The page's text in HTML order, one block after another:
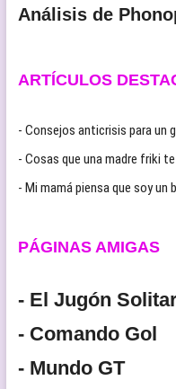
Análisis de
ARTÍCULOS
- Consejos anticrisis para un
- Cosas que una madre friki
- Mi mamá piensa que soy un
PÁGINAS AMIGAS
- El Jugón
- Comando Gol
- Mundo GT